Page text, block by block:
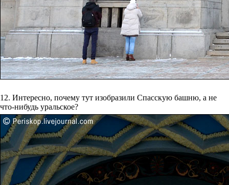
12. Интересно, почему тут изобразили Спасскую башню, а не
что-нибудь уральское?